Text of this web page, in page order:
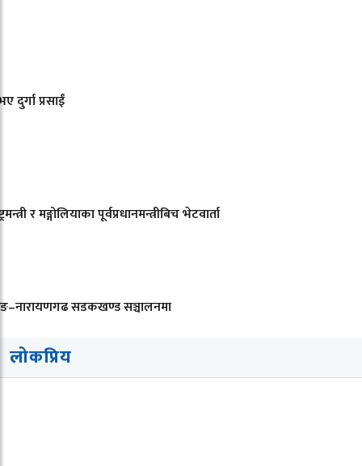
दुर्गा प्रसाईं
र मङ्गोलियाका पूर्वप्रधानमन्त्रीबिच भेटवार्ता
सडकखण्ड सञ्चालनमा
लोकप्रिय